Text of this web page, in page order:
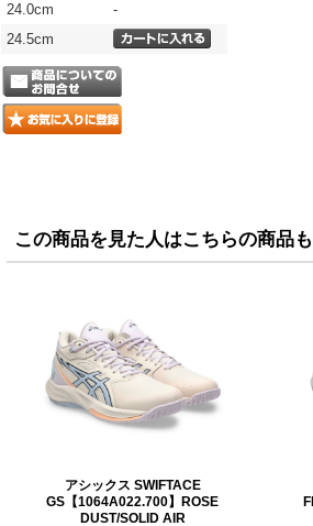
24.0cm
-
24.5cm
この商品を見た人はこちらの商品
アシックス SWIFTACE
GS【1064A022.700】ROSE
DUST/SOLID AIR